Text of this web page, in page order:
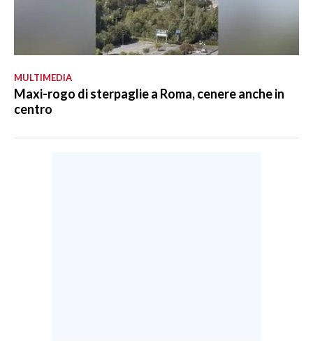
MULTIMEDIA
Maxi-rogo di sterpaglie a Roma, cenere anche in
centro